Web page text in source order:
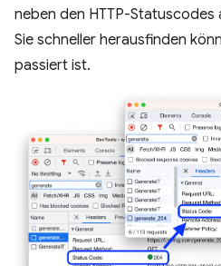
neben den HTTP-Statuscodes
Sie schneller herausfinden
passiert ist.